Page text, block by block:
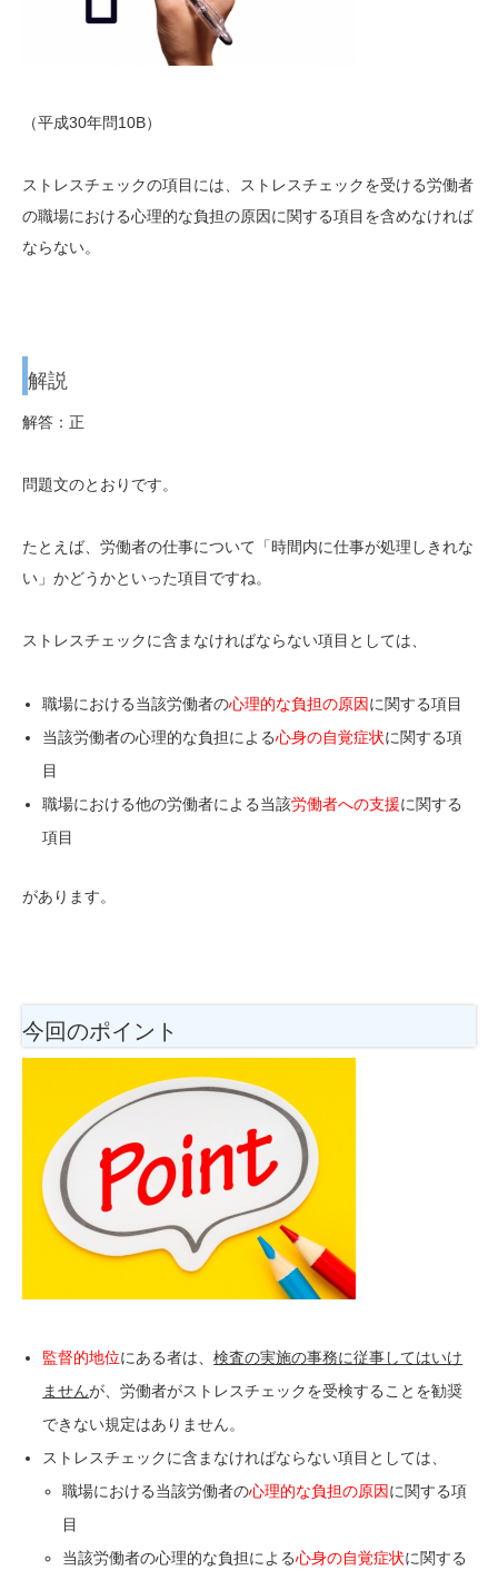
（平成30年問10B）
ストレスチェックの項目には、ストレスチェックを受ける労働者
の職場における心理的な負担の原因に関する項目を含めなければ
ならない。
解説
解答：正
問題文のとおりです。
たとえば、労働者の仕事について「時間内に仕事が処理しきれな
い」かどうかといった項目ですね。
ストレスチェックに含まなければならない項目としては、
職場における当該労働者の心理的な負担の原因に関する項目
当該労働者の心理的な負担による心身の自覚症状に関する項
目
職場における他の労働者による当該労働者への支援に関する
項目
があります。
今回のポイント
監督的地位にある者は、検査の実施の事務に従事してはいけ
ませんが、労働者がストレスチェックを受検することを勧奨
できない規定はありません。
ストレスチェックに含まなければならない項目としては、
職場における当該労働者の心理的な負担の原因に関する項
目
当該労働者の心理的な負担による心身の自覚症状に関する